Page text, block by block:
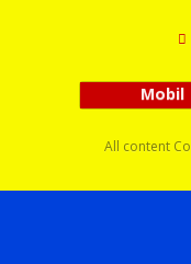
Mobil
All content